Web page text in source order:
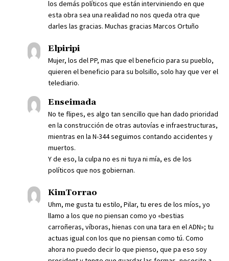
los demás políticos que están interviniendo en que
esta obra sea una realidad no nos queda otra que
darles las gracias. Muchas gracias Marcos Ortuño
Elpiripi
Mujer, los del PP, mas que el beneficio para su pueblo,
quieren el beneficio para su bolsillo, solo hay que ver el
telediario.
Enseimada
No te flipes, es algo tan sencillo que han dado prioridad
en la construcción de otras autovías e infraestructuras,
mientras en la N-344 seguimos contando accidentes y
muertos.
Y de eso, la culpa no es ni tuya ni mía, es de los
políticos que nos gobiernan.
KimTorrao
Uhm, me gusta tu estilo, Pilar, tu eres de los míos, yo
llamo a los que no piensan como yo «bestias
carroñeras, víboras, hienas con una tara en el ADN»; tu
actuas igual con los que no piensan como tú. Como
ahora no puedo decir lo que pienso, que pa eso soy